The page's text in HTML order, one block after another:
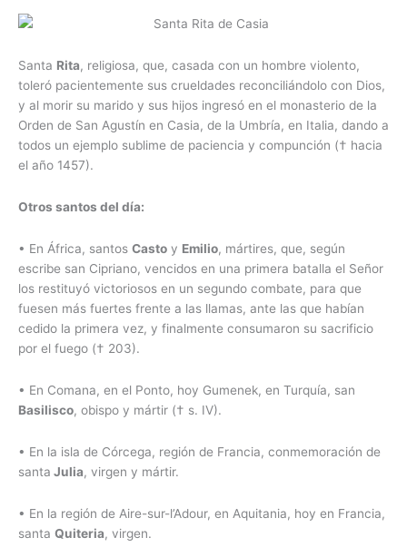
Santa Rita, religiosa, que, casada con un hombre violento,
toleró pacientemente sus crueldades reconciliándolo con Dios,
y al morir su marido y sus hijos ingresó en el monasterio de la
Orden de San Agustín en Casia, de la Umbría, en Italia, dando a
todos un ejemplo sublime de paciencia y compunción († hacia
el año 1457).
Otros santos del día:
• En África, santos Casto y Emilio, mártires, que, según
escribe san Cipriano, vencidos en una primera batalla el Señor
los restituyó victoriosos en un segundo combate, para que
fuesen más fuertes frente a las llamas, ante las que habían
cedido la primera vez, y finalmente consumaron su sacrificio
por el fuego († 203).
• En Comana, en el Ponto, hoy Gumenek, en Turquía, san
Basilisco, obispo y mártir († s. IV).
• En la isla de Córcega, región de Francia, conmemoración de
santa Julia, virgen y mártir.
• En la región de Aire-sur-l’Adour, en Aquitania, hoy en Francia,
santa Quiteria, virgen.